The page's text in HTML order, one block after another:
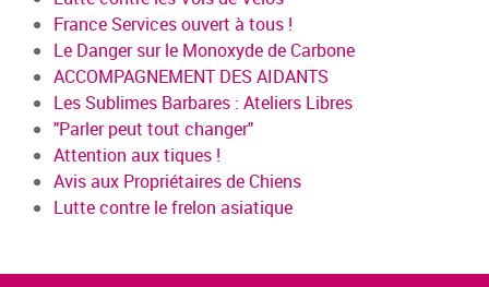
France Services ouvert à tous !
Le Danger sur le Monoxyde de Carbone
ACCOMPAGNEMENT DES AIDANTS
Les Sublimes Barbares : Ateliers Libres
"Parler peut tout changer"
Attention aux tiques !
Avis aux Propriétaires de Chiens
Lutte contre le frelon asiatique